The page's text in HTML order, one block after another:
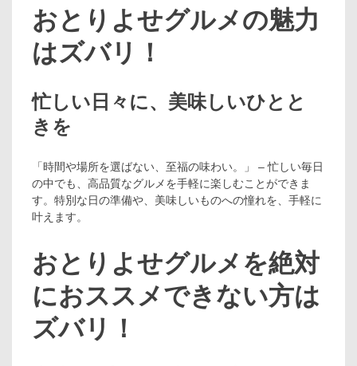
おとりよせグルメの魅力
はズバリ！
忙しい日々に、美味しいひとと
きを
「時間や場所を選ばない、至福の味わい。」 – 忙しい毎日
の中でも、高品質なグルメを手軽に楽しむことができま
す。特別な日の準備や、美味しいものへの憧れを、手軽に
叶えます。
おとりよせグルメを絶対
におススメできない方は
ズバリ！